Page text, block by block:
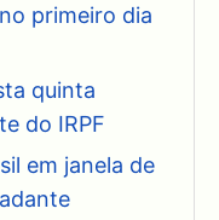
primeiro dia
quinta
do IRPF
em janela de